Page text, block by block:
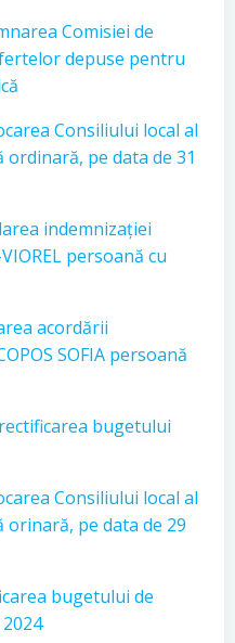
Comisiei de
depuse pentru
Consiliului local al
pe data de 31
indemnizației
persoană cu
acordării
SOFIA persoană
bugetului
Consiliului local al
orinară, pe data de 29
bugetului de